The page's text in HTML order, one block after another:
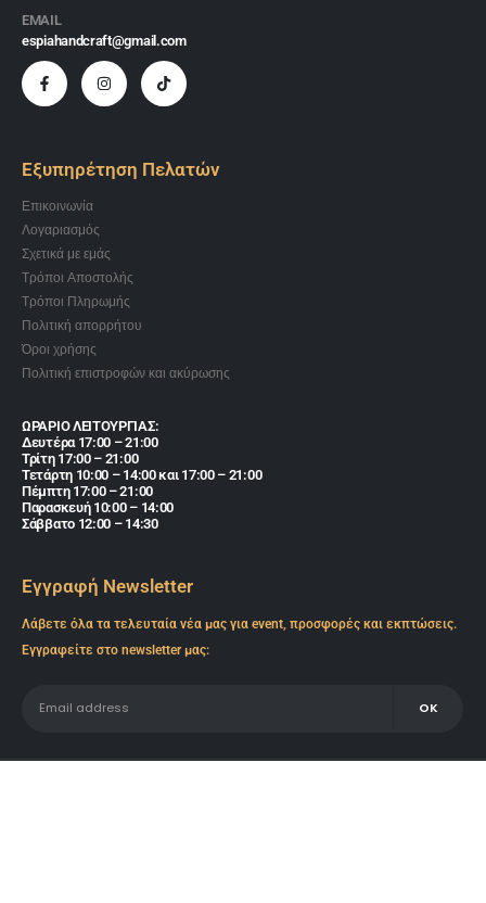
EMAIL
espiahandcraft@gmail.com
Εξυπηρέτηση Πελατών
Επικοινωνία
Λογαριασμός
Σχετικά με εμάς
Τρόποι Αποστολής
Τρόποι Πληρωμής
Πολιτική απορρήτου
Όροι χρήσης
Πολιτική επιστροφών και ακύρωσης
ΩΡΑΡΙΟ ΛΕΙΤΟΥΡΓΙΑΣ:
Δευτέρα 17:00 – 21:00
Τρίτη 17:00 – 21:00
Τετάρτη 10:00 – 14:00 και 17:00 – 21:00
Πέμπτη 17:00 – 21:00
Παρασκευή 10:00 – 14:00
Σάββατο 12:00 – 14:30
Εγγραφή Newsletter
Λάβετε όλα τα τελευταία νέα μας για event, προσφορές και εκπτώσεις.
Εγγραφείτε στο newsletter μας: